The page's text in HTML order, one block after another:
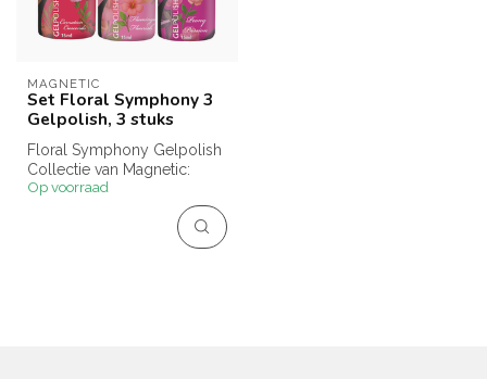
MAGNETIC
Set Floral Symphony 3
Gelpolish, 3 stuks
Floral Symphony Gelpolish
Collectie van Magnetic:
frisse, felle zomertinten met
Op voorraad